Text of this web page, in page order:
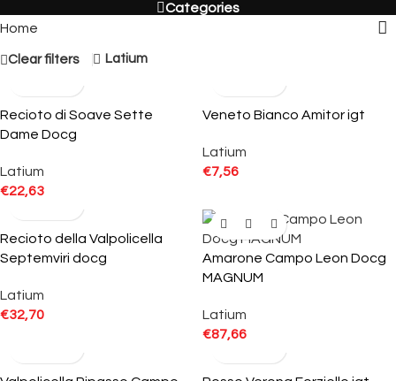
Categories
Home
Clear filters Latium
Recioto di Soave Sette
Dame Docg
Latium
€22,63
Veneto Bianco Amitor igt
Latium
€7,56
Recioto della Valpolicella
Septemviri docg
Latium
€32,70
Amarone Campo Leon Docg
MAGNUM
Latium
€87,66